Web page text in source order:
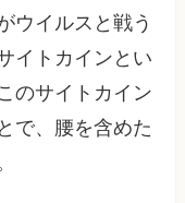
ウイルスと戦う
イトカインとい
のサイトカイン
で、腰を含めた